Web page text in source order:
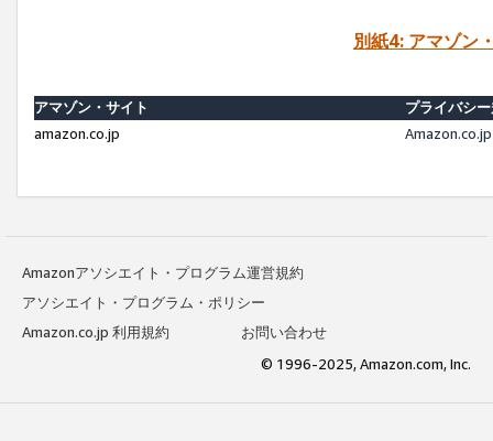
別紙4: アマゾン
アマゾン・サイト
プライバシ
amazon.co.jp
Amazonアソシエイト・プログラム運営規約
アソシエイト・プログラム・ポリシー
Amazon.co.jp 利用規約
お問い合わせ
© 1996-2025, Amazon.com, Inc.